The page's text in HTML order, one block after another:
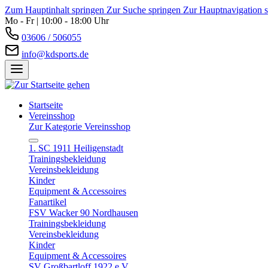
Zum Hauptinhalt springen Zur Suche springen Zur Hauptnavigation
Mo - Fr | 10:00 - 18:00 Uhr
03606 / 506055
info@kdsports.de
Startseite
Vereinsshop
Zur Kategorie Vereinsshop
1. SC 1911 Heiligenstadt
Trainingsbekleidung
Vereinsbekleidung
Kinder
Equipment & Accessoires
Fanartikel
FSV Wacker 90 Nordhausen
Trainingsbekleidung
Vereinsbekleidung
Kinder
Equipment & Accessoires